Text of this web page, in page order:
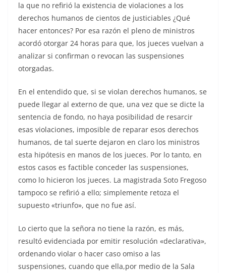
la que no refirió la existencia de violaciones a los
derechos humanos de cientos de justiciables ¿Qué
hacer entonces? Por esa razón el pleno de ministros
acordó otorgar 24 horas para que, los jueces vuelvan a
analizar si confirman o revocan las suspensiones
otorgadas.
En el entendido que, si se violan derechos humanos, se
puede llegar al externo de que, una vez que se dicte la
sentencia de fondo, no haya posibilidad de resarcir
esas violaciones, imposible de reparar esos derechos
humanos, de tal suerte dejaron en claro los ministros
esta hipótesis en manos de los jueces. Por lo tanto, en
estos casos es factible conceder las suspensiones,
como lo hicieron los jueces. La magistrada Soto Fregoso
tampoco se refirió a ello; simplemente retoza el
supuesto «triunfo», que no fue así.
Lo cierto que la señora no tiene la razón, es más,
resultó evidenciada por emitir resolución «declarativa»,
ordenando violar o hacer caso omiso a las
suspensiones, cuando que ella,por medio de la Sala